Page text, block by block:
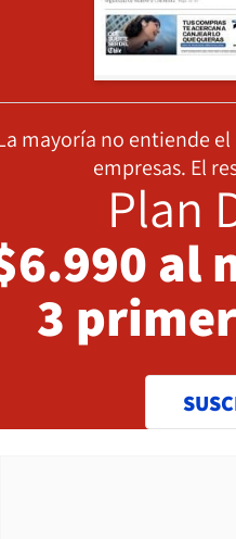
mayoría no entiende
empresas. El
Plan
al
3